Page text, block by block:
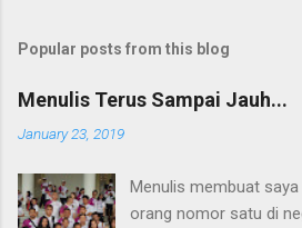
Popular posts from this blog
Menulis Terus Sampai Jauh...
January 23, 2019
Menulis membuat
orang nomor satu di